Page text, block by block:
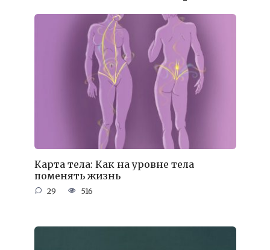
Карта тела: Как на уровне тела
поменять жизнь
29 516